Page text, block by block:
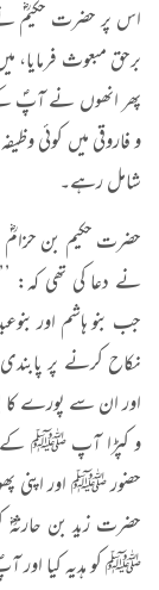
اس پر حضرت حکیمؓ
برحق مبعوث
پھر انھوں نے آپؐ کے
و فاروقی میں کوئی
شامل رہے۔
حضرت حکیم بن
نے دعا کی تھی کہ:
جب بنو ہاشم اور
نکاح کرنے پر
اور ان سے پورے کا
و کپڑا آپ ﷺ کے
حضور ﷺ اور اپنی
حضرت زید بن
ﷺ کو ہدیہ کیا اور